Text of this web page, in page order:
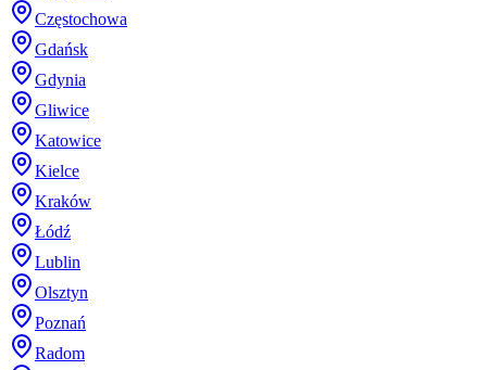
Częstochowa
Gdańsk
Gdynia
Gliwice
Katowice
Kielce
Kraków
Łódź
Lublin
Olsztyn
Poznań
Radom